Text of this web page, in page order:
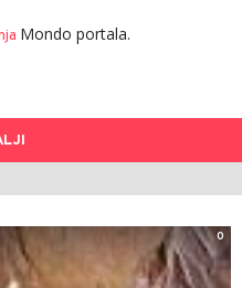
Mondo portala.
0